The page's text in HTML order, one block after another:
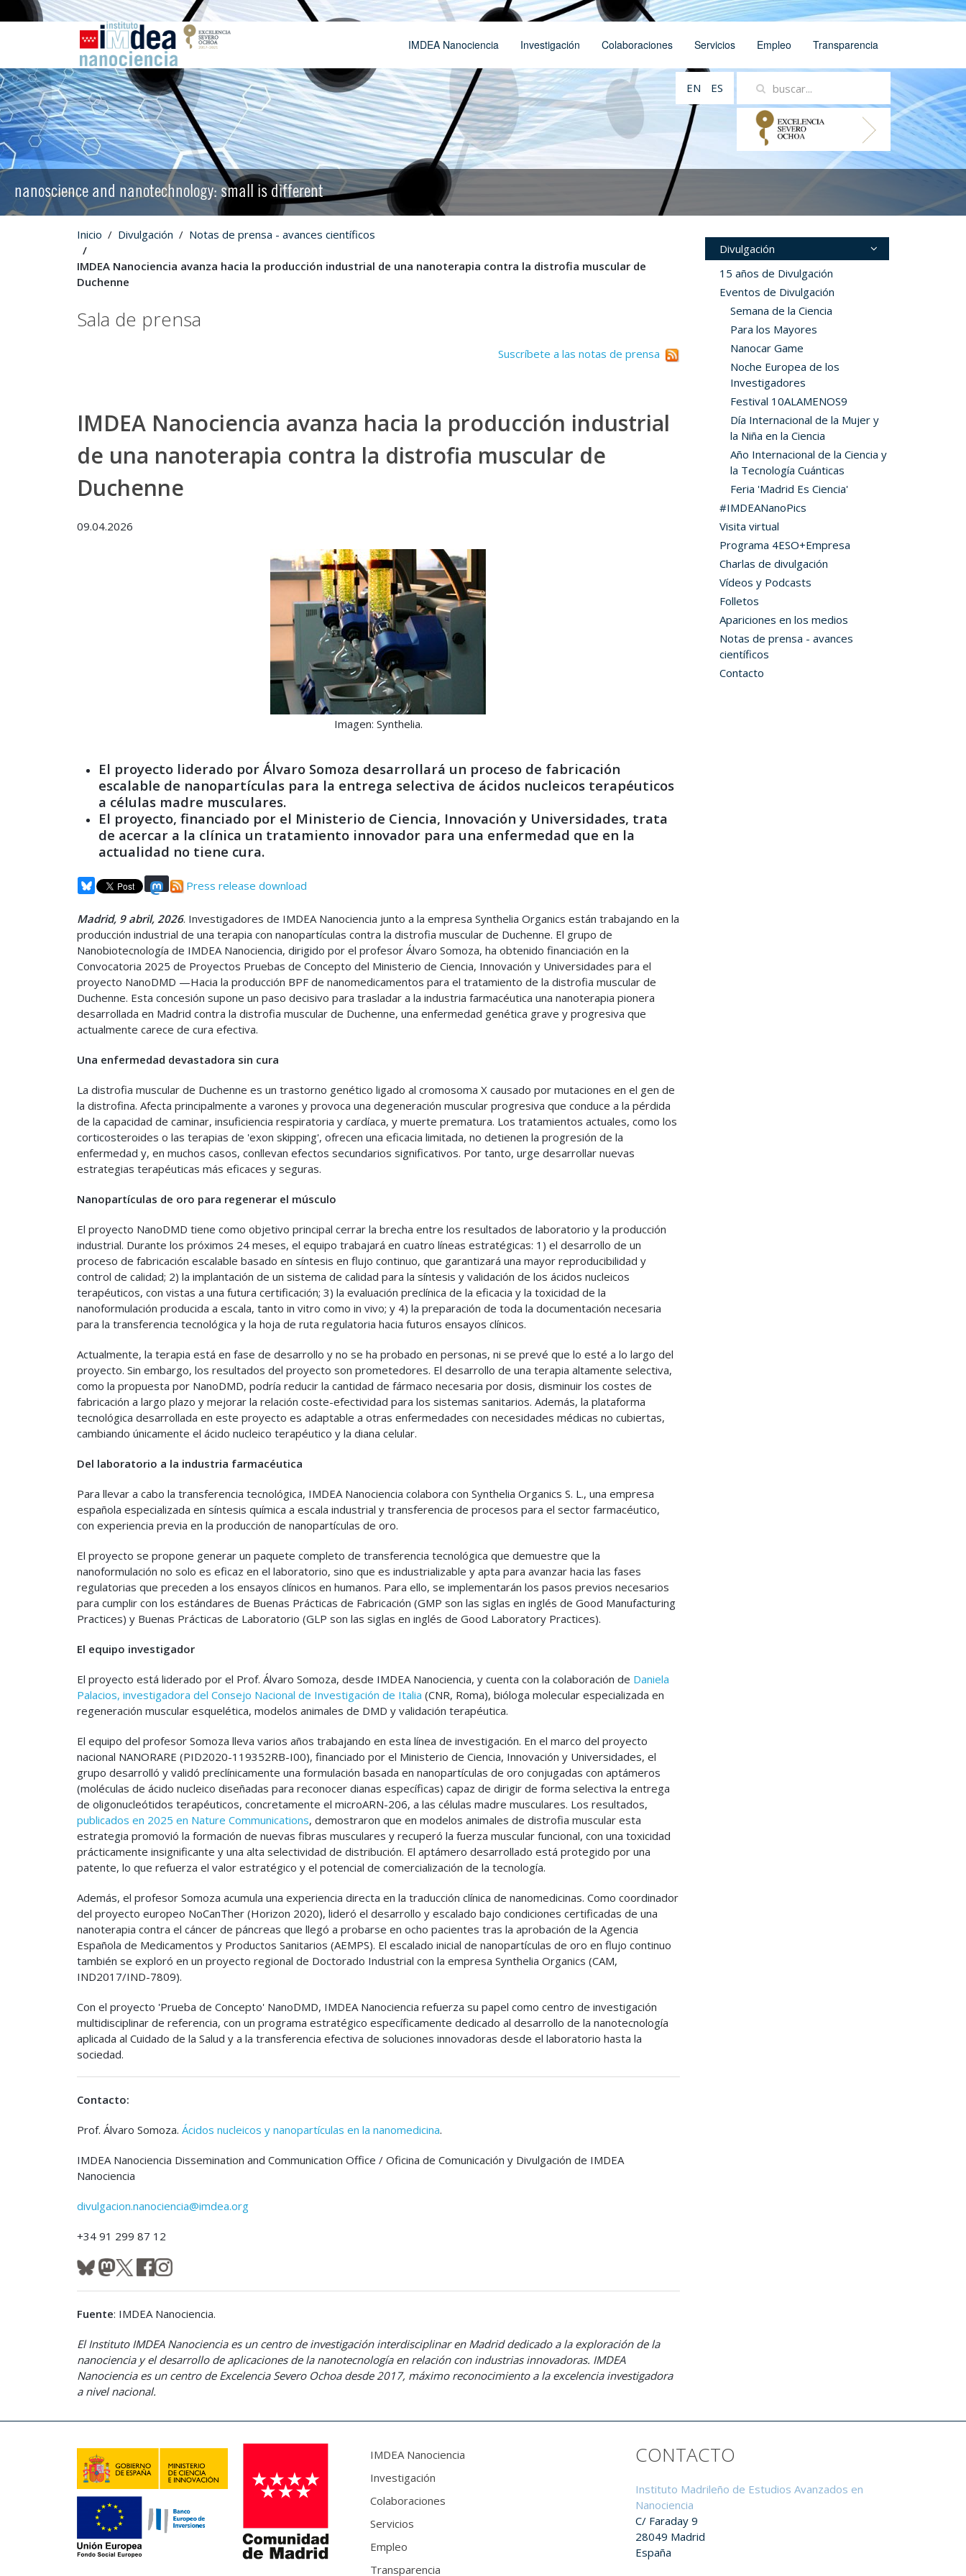
IMDEA Nanociencia Investigación Colaboraciones Servicios Empleo Transparencia
EN ES
nanoscience and nanotechnology: small is different
Inicio Divulgación Notas de prensa - avances científicos
IMDEA Nanociencia avanza hacia la producción industrial de una nanoterapia contra la distrofia muscular de
Duchenne
Sala de prensa
Suscríbete a las notas de prensa
IMDEA Nanociencia avanza hacia la producción industrial
de una nanoterapia contra la distrofia muscular de
Duchenne
09.04.2026
Imagen: Synthelia.
El proyecto liderado por Álvaro Somoza desarrollará un proceso de fabricación
escalable de nanopartículas para la entrega selectiva de ácidos nucleicos terapéuticos
a células madre musculares.
El proyecto, financiado por el Ministerio de Ciencia, Innovación y Universidades, trata
de acercar a la clínica un tratamiento innovador para una enfermedad que en la
actualidad no tiene cura.
Press release download
Madrid, 9 abril, 2026. Investigadores de IMDEA Nanociencia junto a la empresa Synthelia Organics están trabajando en la
producción industrial de una terapia con nanopartículas contra la distrofia muscular de Duchenne. El grupo de
Nanobiotecnología de IMDEA Nanociencia, dirigido por el profesor Álvaro Somoza, ha obtenido financiación en la
Convocatoria 2025 de Proyectos Pruebas de Concepto del Ministerio de Ciencia, Innovación y Universidades para el
proyecto NanoDMD —Hacia la producción BPF de nanomedicamentos para el tratamiento de la distrofia muscular de
Duchenne. Esta concesión supone un paso decisivo para trasladar a la industria farmacéutica una nanoterapia pionera
desarrollada en Madrid contra la distrofia muscular de Duchenne, una enfermedad genética grave y progresiva que
actualmente carece de cura efectiva.
Una enfermedad devastadora sin cura
La distrofia muscular de Duchenne es un trastorno genético ligado al cromosoma X causado por mutaciones en el gen de
la distrofina. Afecta principalmente a varones y provoca una degeneración muscular progresiva que conduce a la pérdida
de la capacidad de caminar, insuficiencia respiratoria y cardíaca, y muerte prematura. Los tratamientos actuales, como los
corticosteroides o las terapias de 'exon skipping', ofrecen una eficacia limitada, no detienen la progresión de la
enfermedad y, en muchos casos, conllevan efectos secundarios significativos. Por tanto, urge desarrollar nuevas
estrategias terapéuticas más eficaces y seguras.
Nanopartículas de oro para regenerar el músculo
El proyecto NanoDMD tiene como objetivo principal cerrar la brecha entre los resultados de laboratorio y la producción
industrial. Durante los próximos 24 meses, el equipo trabajará en cuatro líneas estratégicas: 1) el desarrollo de un
proceso de fabricación escalable basado en síntesis en flujo continuo, que garantizará una mayor reproducibilidad y
control de calidad; 2) la implantación de un sistema de calidad para la síntesis y validación de los ácidos nucleicos
terapéuticos, con vistas a una futura certificación; 3) la evaluación preclínica de la eficacia y la toxicidad de la
nanoformulación producida a escala, tanto in vitro como in vivo; y 4) la preparación de toda la documentación necesaria
para la transferencia tecnológica y la hoja de ruta regulatoria hacia futuros ensayos clínicos.
Actualmente, la terapia está en fase de desarrollo y no se ha probado en personas, ni se prevé que lo esté a lo largo del
proyecto. Sin embargo, los resultados del proyecto son prometedores. El desarrollo de una terapia altamente selectiva,
como la propuesta por NanoDMD, podría reducir la cantidad de fármaco necesaria por dosis, disminuir los costes de
fabricación a largo plazo y mejorar la relación coste-efectividad para los sistemas sanitarios. Además, la plataforma
tecnológica desarrollada en este proyecto es adaptable a otras enfermedades con necesidades médicas no cubiertas,
cambiando únicamente el ácido nucleico terapéutico y la diana celular.
Del laboratorio a la industria farmacéutica
Para llevar a cabo la transferencia tecnológica, IMDEA Nanociencia colabora con Synthelia Organics S. L., una empresa
española especializada en síntesis química a escala industrial y transferencia de procesos para el sector farmacéutico,
con experiencia previa en la producción de nanopartículas de oro.
El proyecto se propone generar un paquete completo de transferencia tecnológica que demuestre que la
nanoformulación no solo es eficaz en el laboratorio, sino que es industrializable y apta para avanzar hacia las fases
regulatorias que preceden a los ensayos clínicos en humanos. Para ello, se implementarán los pasos previos necesarios
para cumplir con los estándares de Buenas Prácticas de Fabricación (GMP son las siglas en inglés de Good Manufacturing
Practices) y Buenas Prácticas de Laboratorio (GLP son las siglas en inglés de Good Laboratory Practices).
El equipo investigador
El proyecto está liderado por el Prof. Álvaro Somoza, desde IMDEA Nanociencia, y cuenta con la colaboración de Daniela
Palacios, investigadora del Consejo Nacional de Investigación de Italia (CNR, Roma), bióloga molecular especializada en
regeneración muscular esquelética, modelos animales de DMD y validación terapéutica.
El equipo del profesor Somoza lleva varios años trabajando en esta línea de investigación. En el marco del proyecto
nacional NANORARE (PID2020-119352RB-I00), financiado por el Ministerio de Ciencia, Innovación y Universidades, el
grupo desarrolló y validó preclínicamente una formulación basada en nanopartículas de oro conjugadas con aptámeros
(moléculas de ácido nucleico diseñadas para reconocer dianas específicas) capaz de dirigir de forma selectiva la entrega
de oligonucleótidos terapéuticos, concretamente el microARN-206, a las células madre musculares. Los resultados,
publicados en 2025 en Nature Communications, demostraron que en modelos animales de distrofia muscular esta
estrategia promovió la formación de nuevas fibras musculares y recuperó la fuerza muscular funcional, con una toxicidad
prácticamente insignificante y una alta selectividad de distribución. El aptámero desarrollado está protegido por una
patente, lo que refuerza el valor estratégico y el potencial de comercialización de la tecnología.
Además, el profesor Somoza acumula una experiencia directa en la traducción clínica de nanomedicinas. Como coordinador
del proyecto europeo NoCanTher (Horizon 2020), lideró el desarrollo y escalado bajo condiciones certificadas de una
nanoterapia contra el cáncer de páncreas que llegó a probarse en ocho pacientes tras la aprobación de la Agencia
Española de Medicamentos y Productos Sanitarios (AEMPS). El escalado inicial de nanopartículas de oro en flujo continuo
también se exploró en un proyecto regional de Doctorado Industrial con la empresa Synthelia Organics (CAM,
IND2017/IND-7809).
Con el proyecto 'Prueba de Concepto' NanoDMD, IMDEA Nanociencia refuerza su papel como centro de investigación
multidisciplinar de referencia, con un programa estratégico específicamente dedicado al desarrollo de la nanotecnología
aplicada al Cuidado de la Salud y a la transferencia efectiva de soluciones innovadoras desde el laboratorio hasta la
sociedad.
Contacto:
Prof. Álvaro Somoza. Ácidos nucleicos y nanopartículas en la nanomedicina.
IMDEA Nanociencia Dissemination and Communication Office / Oficina de Comunicación y Divulgación de IMDEA
Nanociencia
divulgacion.nanociencia@imdea.org
+34 91 299 87 12
Fuente: IMDEA Nanociencia.
El Instituto IMDEA Nanociencia es un centro de investigación interdisciplinar en Madrid dedicado a la exploración de la
nanociencia y el desarrollo de aplicaciones de la nanotecnología en relación con industrias innovadoras. IMDEA
Nanociencia es un centro de Excelencia Severo Ochoa desde 2017, máximo reconocimiento a la excelencia investigadora
a nivel nacional.
Divulgación
15 años de Divulgación
Eventos de Divulgación
Semana de la Ciencia
Para los Mayores
Nanocar Game
Noche Europea de los
Investigadores
Festival 10ALAMENOS9
Día Internacional de la Mujer y
la Niña en la Ciencia
Año Internacional de la Ciencia y
la Tecnología Cuánticas
Feria 'Madrid Es Ciencia'
#IMDEANanoPics
Visita virtual
Programa 4ESO+Empresa
Charlas de divulgación
Vídeos y Podcasts
Folletos
Apariciones en los medios
Notas de prensa - avances
científicos
Contacto
IMDEA Nanociencia
Investigación
Colaboraciones
Servicios
Empleo
Transparencia
CONTACTO
Instituto Madrileño de Estudios Avanzados en
Nanociencia
C/ Faraday 9
28049 Madrid
España